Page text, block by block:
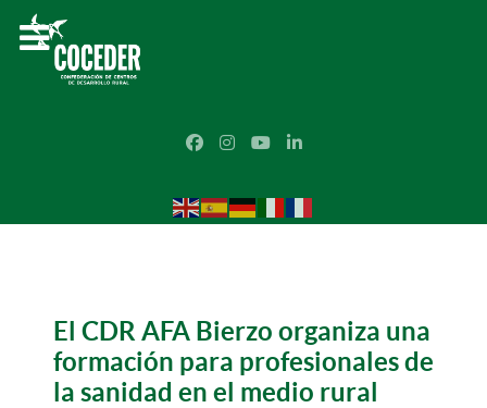
El CDR AFA Bierzo organiza una
formación para profesionales de
la sanidad en el medio rural